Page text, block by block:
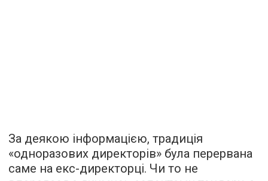
За деякою інформацією, традиція
«одноразових директорів» була перервана
саме на екс-директорці. Чи то не